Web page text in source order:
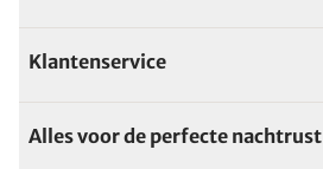
Klantenservice
Alles voor de perfecte nachtrust